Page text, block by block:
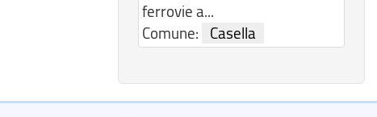
ferrovie a...
Comune:
Casella